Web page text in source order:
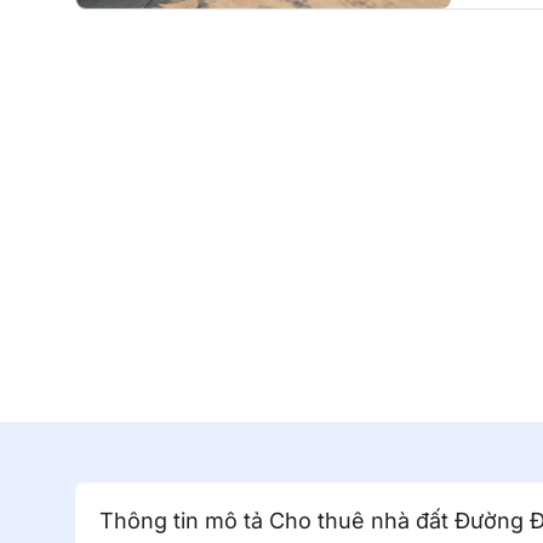
Thông tin mô tả Cho thuê nhà đất Đường